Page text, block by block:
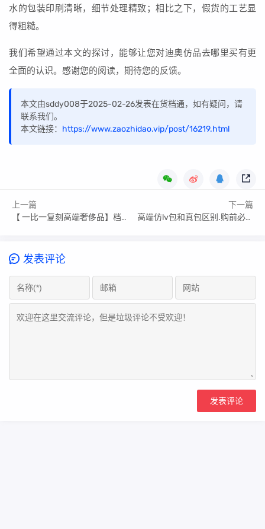
水的包装印刷清晰，细节处理精致；相比之下，假货的工艺显
得粗糙。
我们希望通过本文的探讨，能够让您对迪奥仿品去哪里买有更
全面的认识。感谢您的阅读，期待您的反馈。
本文由sddy008于2025-02-26发表在货档通，如有疑问，请
联系我们。
本文链接： https://www.zaozhidao.vip/post/16219.html
上一篇
【 一比一复刻高端奢侈品】档口货源微信
下一篇
高端仿lv包和真包区别.购前必读_揭秘高端仿lv包和真包区别大吗
发表评论